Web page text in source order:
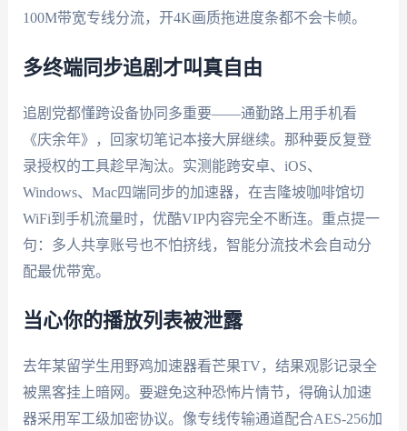
100M带宽专线分流，开4K画质拖进度条都不会卡帧。
多终端同步追剧才叫真自由
追剧党都懂跨设备协同多重要——通勤路上用手机看
《庆余年》，回家切笔记本接大屏继续。那种要反复登
录授权的工具趁早淘汰。实测能跨安卓、iOS、
Windows、Mac四端同步的加速器，在吉隆坡咖啡馆切
WiFi到手机流量时，优酷VIP内容完全不断连。重点提一
句：多人共享账号也不怕挤线，智能分流技术会自动分
配最优带宽。
当心你的播放列表被泄露
去年某留学生用野鸡加速器看芒果TV，结果观影记录全
被黑客挂上暗网。要避免这种恐怖片情节，得确认加速
器采用军工级加密协议。像专线传输通道配合AES-256加